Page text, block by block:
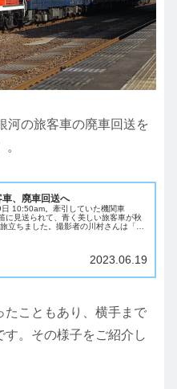
河の旅客車の廃車回送を
、廃車回送へ
10:50am。牽引していた機関車
に見送られて、青く美しい旅客車が秋
立ちました。撮影者の川村さんは「ま
2023.06.19
たこともあり、横手まで
。その様子をご紹介し